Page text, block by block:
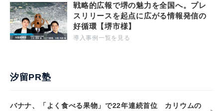
戦略的広報で堺の魅力を全国へ。プレ
スリリースを起点に広がる情報発信の
好循環【堺市様】
導入事例一覧を見る
汐留PR塾
バナナ、「よく食べる果物」で22年連続首位 カリウムの